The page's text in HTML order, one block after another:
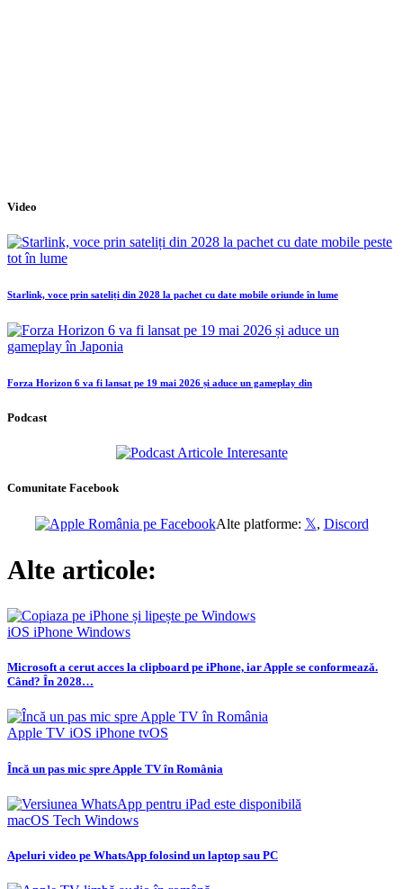
Video
Starlink, voce prin sateliți din 2028 la pachet cu date mobile oriunde în lume
Forza Horizon 6 va fi lansat pe 19 mai 2026 și aduce un gameplay din
Podcast
Comunitate Facebook
Alte platforme: 𝕏, Discord
Alte articole:
iOS iPhone Windows
Microsoft a cerut acces la clipboard pe iPhone, iar Apple se conformează.
Când? În 2028…
Apple TV iOS iPhone tvOS
Încă un pas mic spre Apple TV în România
macOS Tech Windows
Apeluri video pe WhatsApp folosind un laptop sau PC